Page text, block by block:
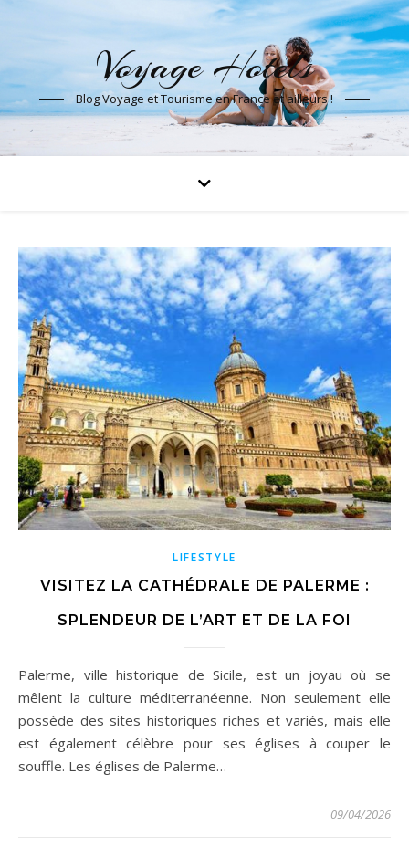
Voyage Hotels
Blog Voyage et Tourisme en France et ailleurs !
LIFESTYLE
VISITEZ LA CATHÉDRALE DE PALERME :
SPLENDEUR DE L’ART ET DE LA FOI
Palerme, ville historique de Sicile, est un joyau où se
mêlent la culture méditerranéenne. Non seulement elle
possède des sites historiques riches et variés, mais elle
est également célèbre pour ses églises à couper le
souffle. Les églises de Palerme…
09/04/2026